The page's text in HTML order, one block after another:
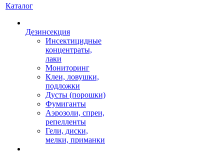
Каталог
Дезинсекция
Инсектицидные
концентраты,
лаки
Мониторинг
Клеи, ловушки,
подложки
Дусты (порошки)
Фумиганты
Аэрозоли, спреи,
репелленты
Гели, диски,
мелки, приманки